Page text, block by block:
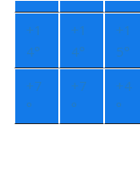
+1
4°
+1
4°
+1
5°
+7
°
+7
°
+4
°